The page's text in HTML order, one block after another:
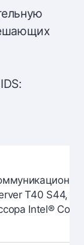
T40 S44,
Intel®